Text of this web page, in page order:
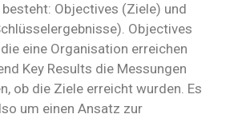
Objectives (Ziele) und
Objectives
eine Organisation erreichen
Key Results die Messungen
ob die Ziele erreicht wurden. Es
um einen Ansatz zur